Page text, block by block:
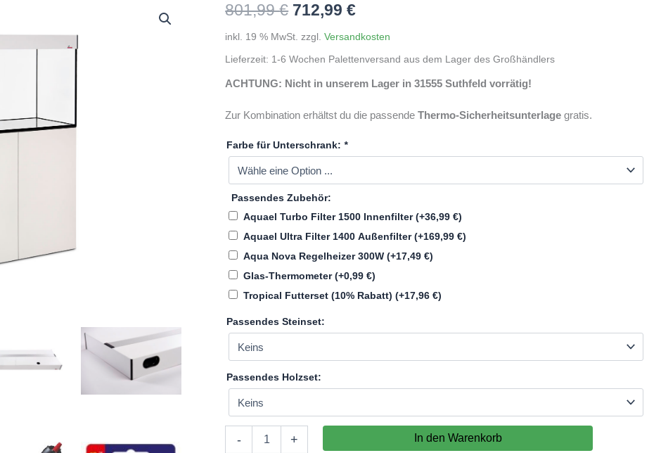
801,99€ Ursprünglicher
Preis
war:
712,99€Aktueller
Preis
ist:
inkl. 19 % MwSt. zzgl.Versandkosten
Lieferzeit: 1-6 Wochen Palettenversand aus dem Lager des Großhändlers
ACHTUNG: Nicht in unserem Lager in 31555 Suthfeld vorrätig!
Zur Kombination erhältst du die passendeThermo-Sicherheitsunterlage gratis.
Farbe für Unterschrank:*
Passendes Zubehör:
Aquael Turbo Filter 1500 Innenfilter(+36,99€)
Aquael Ultra Filter 1400 Außenfilter(+169,99€)
Aqua Nova Regelheizer 300W(+17,49€)
Glas-Thermometer(+0,99€)
Tropical Futterset (10% Rabatt)(+17,96€)
Passendes Steinset:
Passendes Holzset:
-
Kombination
+ In den Warenkorb